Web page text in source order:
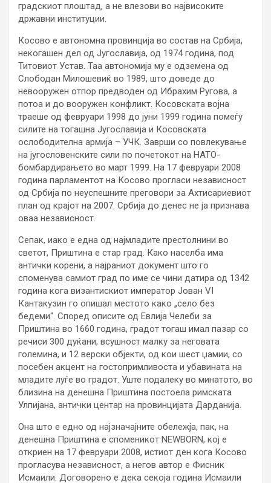
градскиот плоштад, а не влезови во највисоките
државни институции.
Косово е автономна провинција во состав на Србија,
некогашен дел од Југославија, од 1974 година, под
Титовиот Устав. Таа автономија му е одземена од
Слободан Милошевиќ во 1989, што доведе до
невооружен отпор предводен од Ибрахим Ругова, а
потоа и до вооружен конфликт. Косовската војна
траеше од февруари 1998 до јуни 1999 година помеѓу
силите на тогашна Југославија и Косовската
ослободителна армија – УЧК. Заврши со повлекување
на југословенските сили по почетокот на НАТО-
бомбардирањето во март 1999. На 17 февруари 2008
година парламентот на Косово прогласи независност
од Србија по неуспешните преговори за Ахтисариевиот
план од крајот на 2007. Србија до денес не ја признава
оваа независност.
Сепак, иако е една од најмладите престолнини во
светот, Приштина е стар град. Како населба има
антички корени, а најраниот документ што го
споменува самиот град по име се чини датира од 1342
година кога византискиот император Јован VI
Кантакузин го опишал местото како „село без
бедеми“. Според описите од Евлија Челеби за
Приштина во 1660 година, градот тогаш имал пазар со
речиси 300 дуќани, всушност малку за неговата
големина, и 12 верски објекти, од кои шест џамии, со
посебен акцент на гостопримливоста и убавината на
младите луѓе во градот. Уште подалеку во минатото, во
близина на денешна Приштина постоела римската
Улпијана, антички центар на провинцијата Дарданија.
Она што е едно од најзначајните обележја, пак, на
денешна Приштина е споменикот NEWBORN, кој е
откриен на 17 февруари 2008, истиот ден кога Косово
прогласува независност, а негов автор е Фисник
Исмаили. Договорено е дека секоја година Исмаили